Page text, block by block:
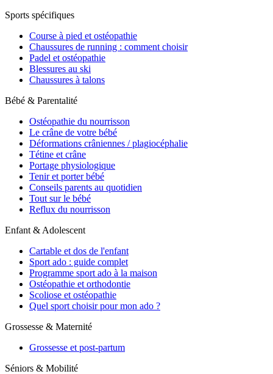
Sports spécifiques
Course à pied et ostéopathie
Chaussures de running : comment choisir
Padel et ostéopathie
Blessures au ski
Chaussures à talons
Bébé & Parentalité
Ostéopathie du nourrisson
Le crâne de votre bébé
Déformations crâniennes / plagiocéphalie
Tétine et crâne
Portage physiologique
Tenir et porter bébé
Conseils parents au quotidien
Tout sur le bébé
Reflux du nourrisson
Enfant & Adolescent
Cartable et dos de l'enfant
Sport ado : guide complet
Programme sport ado à la maison
Ostéopathie et orthodontie
Scoliose et ostéopathie
Quel sport choisir pour mon ado ?
Grossesse & Maternité
Grossesse et post-partum
Séniors & Mobilité